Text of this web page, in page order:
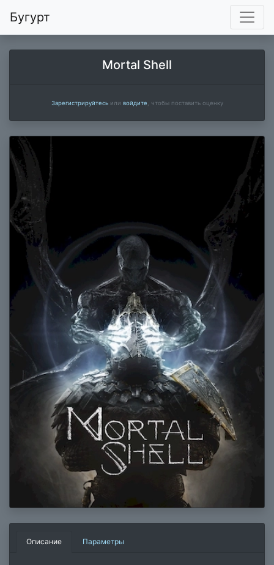
Бугурт
Mortal Shell
Зарегистрируйтесьили войдите , чтобы поставить оценку
Описание Параметры